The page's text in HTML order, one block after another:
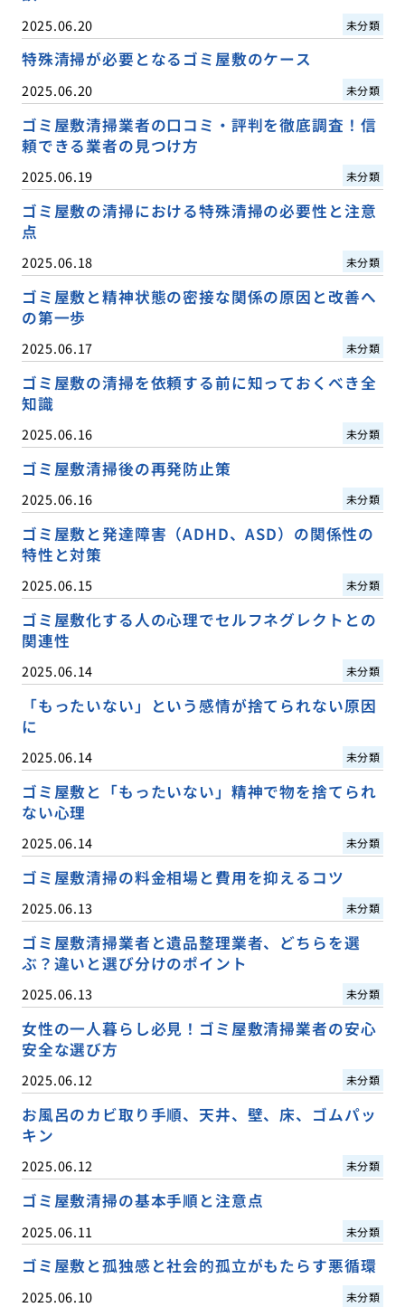
2025.06.20 未分類
特殊清掃が必要となるゴミ屋敷のケース
2025.06.20 未分類
ゴミ屋敷清掃業者の口コミ・評判を徹底調査！信
頼できる業者の見つけ方
2025.06.19 未分類
ゴミ屋敷の清掃における特殊清掃の必要性と注意
点
2025.06.18 未分類
ゴミ屋敷と精神状態の密接な関係の原因と改善へ
の第一歩
2025.06.17 未分類
ゴミ屋敷の清掃を依頼する前に知っておくべき全
知識
2025.06.16 未分類
ゴミ屋敷清掃後の再発防止策
2025.06.16 未分類
ゴミ屋敷と発達障害（ADHD、ASD）の関係性の
特性と対策
2025.06.15 未分類
ゴミ屋敷化する人の心理でセルフネグレクトとの
関連性
2025.06.14 未分類
「もったいない」という感情が捨てられない原因
に
2025.06.14 未分類
ゴミ屋敷と「もったいない」精神で物を捨てられ
ない心理
2025.06.14 未分類
ゴミ屋敷清掃の料金相場と費用を抑えるコツ
2025.06.13 未分類
ゴミ屋敷清掃業者と遺品整理業者、どちらを選
ぶ？違いと選び分けのポイント
2025.06.13 未分類
女性の一人暮らし必見！ゴミ屋敷清掃業者の安心
安全な選び方
2025.06.12 未分類
お風呂のカビ取り手順、天井、壁、床、ゴムパッ
キン
2025.06.12 未分類
ゴミ屋敷清掃の基本手順と注意点
2025.06.11 未分類
ゴミ屋敷と孤独感と社会的孤立がもたらす悪循環
2025.06.10 未分類